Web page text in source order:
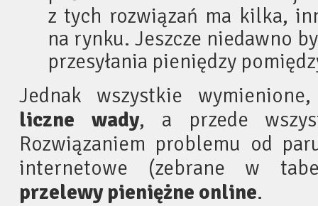
z tych rozwiązań ma kilka,
na rynku. Jeszcze niedawno
przesyłania pieniędzy
Jednak wszystkie
liczne wady, a przede
Rozwiązaniem problemu od
internetowe (zebrane w
przelewy pieniężne online.